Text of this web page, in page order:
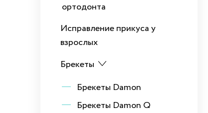
ортодонта
Исправление прикуса у
взрослых
Брекеты
Брекеты Damon
Брекеты Damon Q